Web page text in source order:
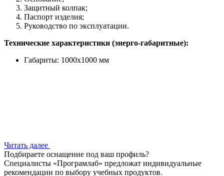
Защитный колпак;
Паспорт изделия;
Руководство по эксплуатации.
Технические характеристики (энерго-габаритные):
Габариты: 1000х1000 мм
Читать далее
Подбираете оснащение под ваш профиль?
Специалисты «Програмлаб» предложат индивидуальные
рекомендации по выбору учебных продуктов.